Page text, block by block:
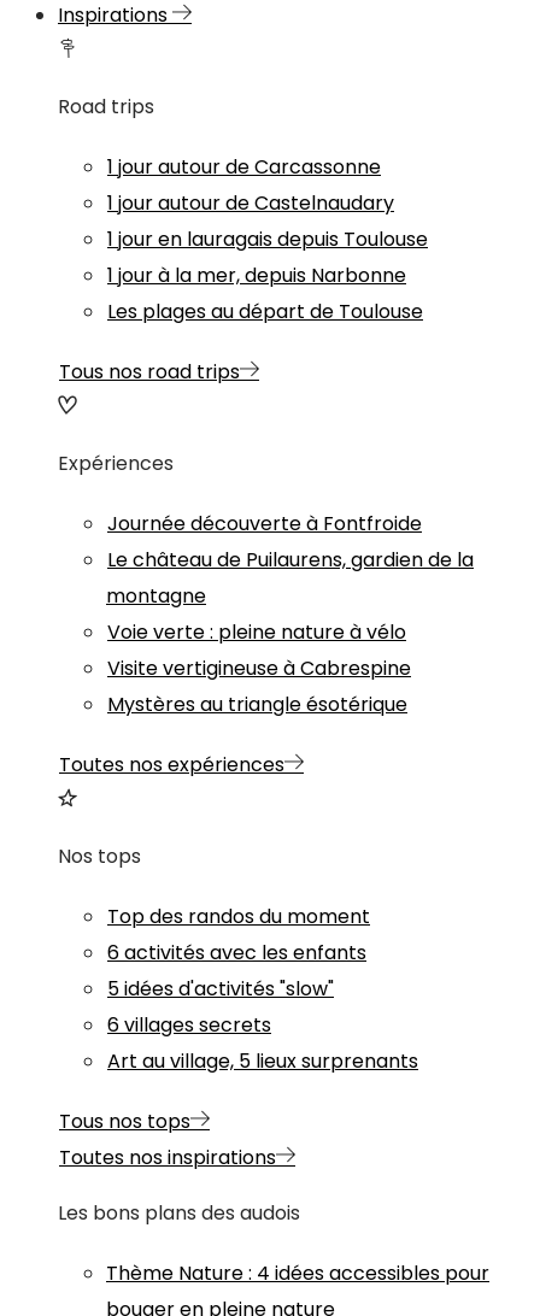
Inspirations
Road trips
1 jour autour de Carcassonne
1 jour autour de Castelnaudary
1 jour en lauragais depuis Toulouse
1 jour à la mer, depuis Narbonne
Les plages au départ de Toulouse
Tous nos road trips
Expériences
Journée découverte à Fontfroide
Le château de Puilaurens, gardien de la
montagne
Voie verte : pleine nature à vélo
Visite vertigineuse à Cabrespine
Mystères au triangle ésotérique
Toutes nos expériences
Nos tops
Top des randos du moment
6 activités avec les enfants
5 idées d'activités "slow"
6 villages secrets
Art au village, 5 lieux surprenants
Tous nos tops
Toutes nos inspirations
Les bons plans des audois
Thème Nature: 4 idées accessibles pour
bouger en pleine nature